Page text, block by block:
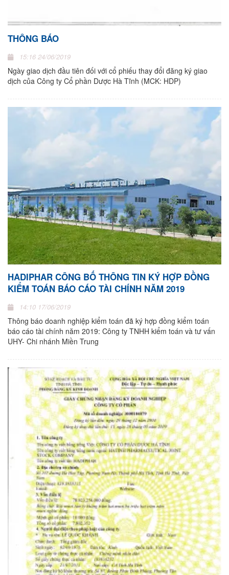
THÔNG BÁO
15:16 24/06/2019
Ngày giao dịch đầu tiên đối với cổ phiếu thay đổi đăng ký giao
dịch của Công ty Cổ phần Dược Hà Tĩnh (MCK: HDP)
HADIPHAR CÔNG BỐ THÔNG TIN KÝ HỢP ĐỒNG
KIỂM TOÁN BÁO CÁO TÀI CHÍNH NĂM 2019
14:10 17/06/2019
Thông báo doanh nghiệp kiểm toán đã ký hợp đồng kiểm toán
báo cáo tài chính năm 2019: Công ty TNHH kiểm toán và tư vấn
UHY- Chi nhánh Miền Trung